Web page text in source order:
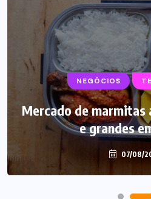
NEGÓCIOS
Mercado de marmitas
e grandes
07/08/
Caffeine Army lança
Dia dos
07/08/